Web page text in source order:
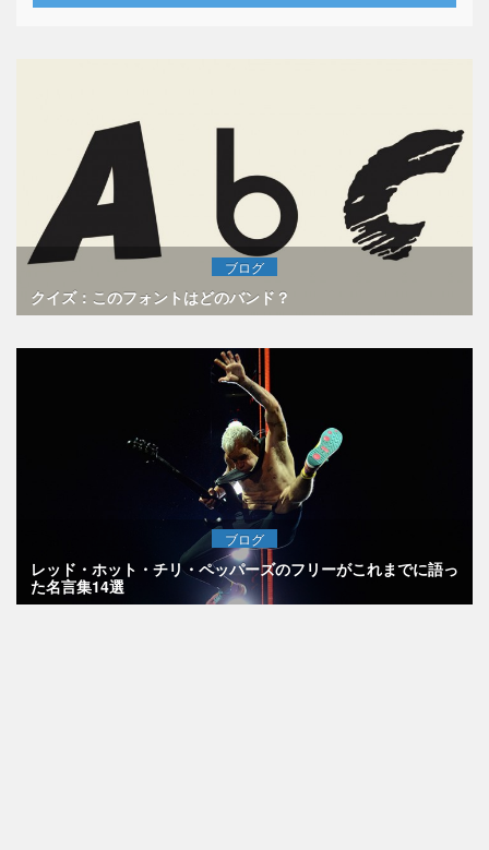
ブログ
クイズ：このフォントはどのバンド？
ブログ
レッド・ホット・チリ・ペッパーズのフリーがこれまでに語っ
た名言集14選